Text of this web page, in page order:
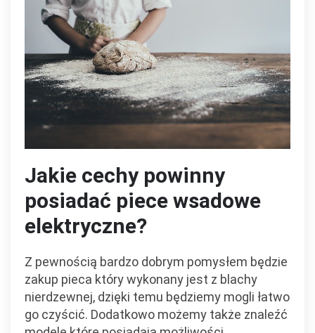
Jakie cechy powinny
posiadać piece wsadowe
elektryczne?
Z pewnością bardzo dobrym pomysłem będzie
zakup pieca który wykonany jest z blachy
nierdzewnej, dzięki temu będziemy mogli łatwo
go czyścić. Dodatkowo możemy także znaleźć